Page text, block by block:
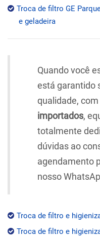
Troca de filtro GE
e geladeira
Quando você
está garantido
qualidade,
importados,
totalmente
dúvidas ao
agendamento
nosso
Troca de filtro e
Troca de filtro e